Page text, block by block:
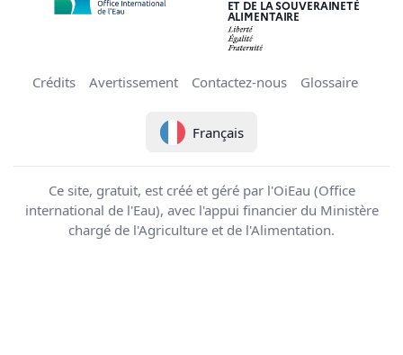
ET DE LA SOUVERAINETÉ
ALIMENTAIRE
Crédits Avertissement Contactez-nous Glossaire
Français
Ce site, gratuit, est créé et géré par l'OiEau (Office
international de l'Eau), avec l'appui financier du Ministère
chargé de l'Agriculture et de l'Alimentation.